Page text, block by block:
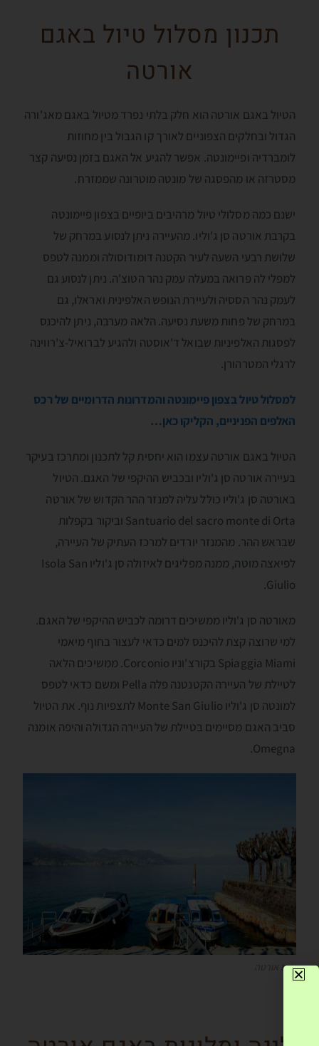
תכנון מסלול טיול באגם
אורטה
הטיול באגם אורטה הוא חלק בלתי נפרד מטיול באגם מאג'ורה
הגדול ובחלקים הצפוניים לאורך קו הגבול בין מחוזות
לומברדיה ופיימונטה. אפשר להגיע אל האגם בזמן נסיעה קצר
מסטרזה או מהפסגה של מונטה מוטרונה שממזרח.
ישנם כמה מסלולי טיול מרהיבים ביופיים בצפון פיימונטה
בקרבת אורטה סן ג'וליו. מהעיירה ניתן לנסוע במרחק של
שלושת רבעי השעה לעיר הקטנה דומודוסולה וממנה לטפס
למפלי לה פרואה במעלה עמק נהר הטוצ'ה. ניתן לנסוע גם
לעמק נהר הססיה ולעיירת הנופש האלפינית ואראלו, גם
במרחק של פחות משעת נסיעה. הלאה מערבה, ניתן להיכנס
לפסגות האלפיניות שבואל ד'אוסטה ולהגיע לברואיל-צ'רווינה
לרגלי המטרהורן.
למסלול טיול בצפון פיימונטה והמדרונות הדרומיים של רכס
האלפים הפניניים, הקליקו כאן…
הטיול באגם אורטה עצמו הוא יחסית קל לתכנון ומתרכז בעיקר
בעיירה אורטה סן ג'וליו ובכביש ההיקפי של האגם. הטיול
באורטה סן ג'וליו כולל עליה למנזר ההר הקדוש של אורטה
Santuario del sacro monte di Orta וביקור בקפלות
שבראש ההר. מהמנזר יורדים למרכז העתיק של העיירה,
לפיאצה מוטה, ממנה מפליגים לאיזולה סן ג'וליו Isola San
Giulio.
מאורטה סן ג'וליו ממשיכים דרומה לכביש ההיקפי של האגם.
למי שרוצה קצת להיכנס למים כדאי לעצור בחוף מיאמי
Spiaggia Miami בקורצ'וניו Corconio. ממשיכים הלאה
לטיילת של העיירה הקטנטנה פלה Pella ומשם כדאי לטפס
למונטה סן ג'וליו Monte San Giulio לתצפיות נוף. את הטיול
סביב האגם מסיימים בטיילת של העיירה הגדולה והיפה אומנה
Omegna.
אגם אורטה